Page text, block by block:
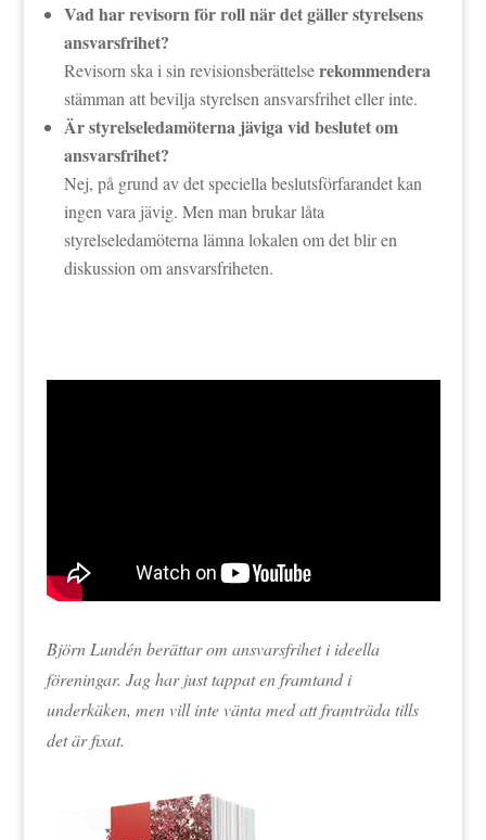
Vad har revisorn för roll när det gäller styrelsens
ansvarsfrihet?
Revisorn ska i sin revisionsberättelserekommendera
stämman att bevilja styrelsen ansvarsfrihet eller inte.
Är styrelseledamöterna jäviga vid beslutet om
ansvarsfrihet?
Nej, på grund av det speciella beslutsförfarandet kan
ingen vara jävig. Men man brukar låta
styrelseledamöterna lämna lokalen om det blir en
diskussion om ansvarsfriheten.
Björn Lundén berättar om ansvarsfrihet i ideella
föreningar. Jag har just tappat en framtand i
underkäken, men vill inte vänta med att framträda tills
det är fixat.